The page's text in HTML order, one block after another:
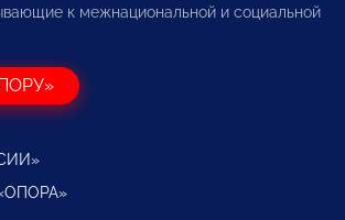
к межнациональной и социальной